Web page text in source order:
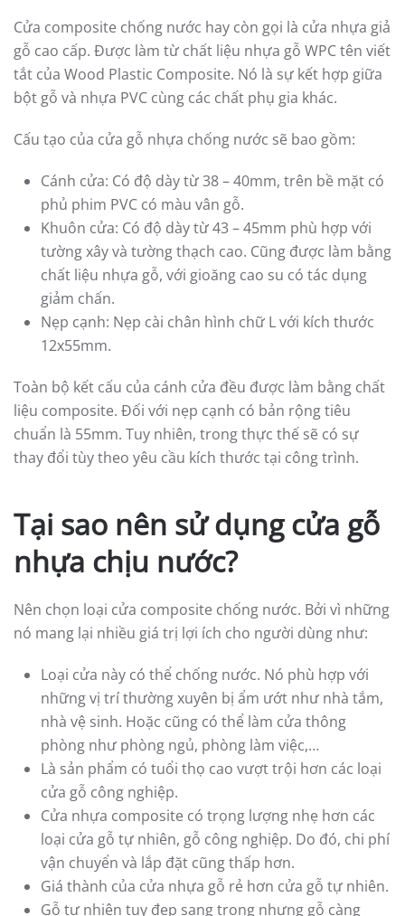
Cửa composite chống nước hay còn gọi là cửa nhựa giả
gỗ cao cấp. Được làm từ chất liệu nhựa gỗ WPC tên viết
tắt của Wood Plastic Composite. Nó là sự kết hợp giữa
bột gỗ và nhựa PVC cùng các chất phụ gia khác.
Cấu tạo của cửa gỗ nhựa chống nước sẽ bao gồm:
Cánh cửa: Có độ dày từ 38 – 40mm, trên bề mặt có
phủ phim PVC có màu vân gỗ.
Khuôn cửa: Có độ dày từ 43 – 45mm phù hợp với
tường xây và tường thạch cao. Cũng được làm bằng
chất liệu nhựa gỗ, với gioăng cao su có tác dụng
giảm chấn.
Nẹp cạnh: Nẹp cài chân hình chữ L với kích thước
12x55mm.
Toàn bộ kết cấu của cánh cửa đều được làm bằng chất
liệu composite. Đối với nẹp cạnh có bản rộng tiêu
chuẩn là 55mm. Tuy nhiên, trong thực thế sẽ có sự
thay đổi tùy theo yêu cầu kích thước tại công trình.
Tại sao nên sử dụng cửa gỗ
nhựa chịu nước?
Nên chọn loại cửa composite chống nước. Bởi vì những
nó mang lại nhiều giá trị lợi ích cho người dùng như:
Loại cửa này có thể chống nước. Nó phù hợp với
những vị trí thường xuyên bị ẩm ướt như nhà tắm,
nhà vệ sinh. Hoặc cũng có thể làm cửa thông
phòng như phòng ngủ, phòng làm việc,…
Là sản phẩm có tuổi thọ cao vượt trội hơn các loại
cửa gỗ công nghiệp.
Cửa nhựa composite có trọng lượng nhẹ hơn các
loại cửa gỗ tự nhiên, gỗ công nghiệp. Do đó, chi phí
vận chuyển và lắp đặt cũng thấp hơn.
Giá thành của cửa nhựa gỗ rẻ hơn cửa gỗ tự nhiên.
Gỗ tự nhiên tuy đẹp sang trọng nhưng gỗ càng